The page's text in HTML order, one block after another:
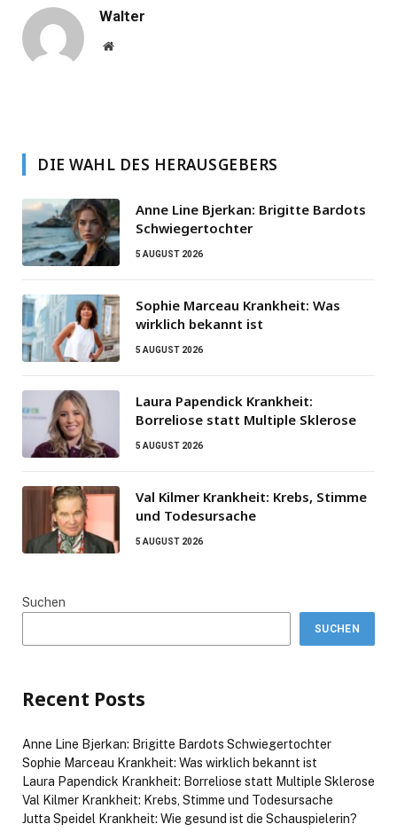
Walter
Website
DIE WAHL DES HERAUSGEBERS
Anne Line Bjerkan: Brigitte Bardots
Schwiegertochter
5 AUGUST 2026
Sophie Marceau Krankheit: Was
wirklich bekannt ist
5 AUGUST 2026
Laura Papendick Krankheit:
Borreliose statt Multiple Sklerose
5 AUGUST 2026
Val Kilmer Krankheit: Krebs, Stimme
und Todesursache
5 AUGUST 2026
Suchen
SUCHEN
Recent Posts
Anne Line Bjerkan: Brigitte Bardots Schwiegertochter
Sophie Marceau Krankheit: Was wirklich bekannt ist
Laura Papendick Krankheit: Borreliose statt Multiple Sklerose
Val Kilmer Krankheit: Krebs, Stimme und Todesursache
Jutta Speidel Krankheit: Wie gesund ist die Schauspielerin?